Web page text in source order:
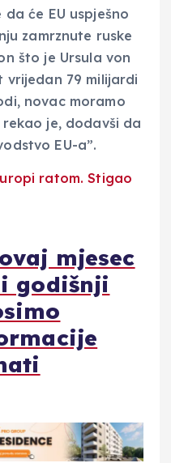
će EU uspješno
zamrznute ruske
što je Ursula von
vrijedan 79 milijardi
novac moramo
je, dodavši da
EU-a”.
mjesec
godišnji